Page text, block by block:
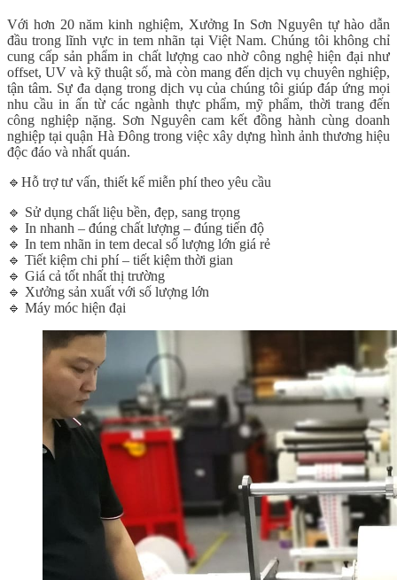
Với hơn 20 năm kinh nghiệm, Xưởng In Sơn Nguyên tự hào dẫn
đầu trong lĩnh vực in tem nhãn tại Việt Nam. Chúng tôi không chỉ
cung cấp sản phẩm in chất lượng cao nhờ công nghệ hiện đại như
offset, UV và kỹ thuật số, mà còn mang đến dịch vụ chuyên nghiệp,
tận tâm. Sự đa dạng trong dịch vụ của chúng tôi giúp đáp ứng mọi
nhu cầu in ấn từ các ngành thực phẩm, mỹ phẩm, thời trang đến
công nghiệp nặng. Sơn Nguyên cam kết đồng hành cùng doanh
nghiệp tại quận Hà Đông trong việc xây dựng hình ảnh thương hiệu
độc đáo và nhất quán.
🔹Hỗ trợ tư vấn, thiết kế miễn phí theo yêu cầu
🔹 Sử dụng chất liệu bền, đẹp, sang trọng
🔹 In nhanh – đúng chất lượng – đúng tiến độ
🔹 In tem nhãn in tem decal số lượng lớn giá rẻ
🔹 Tiết kiệm chi phí – tiết kiệm thời gian
🔹 Giá cả tốt nhất thị trường
🔹 Xưởng sản xuất với số lượng lớn
🔹 Máy móc hiện đại